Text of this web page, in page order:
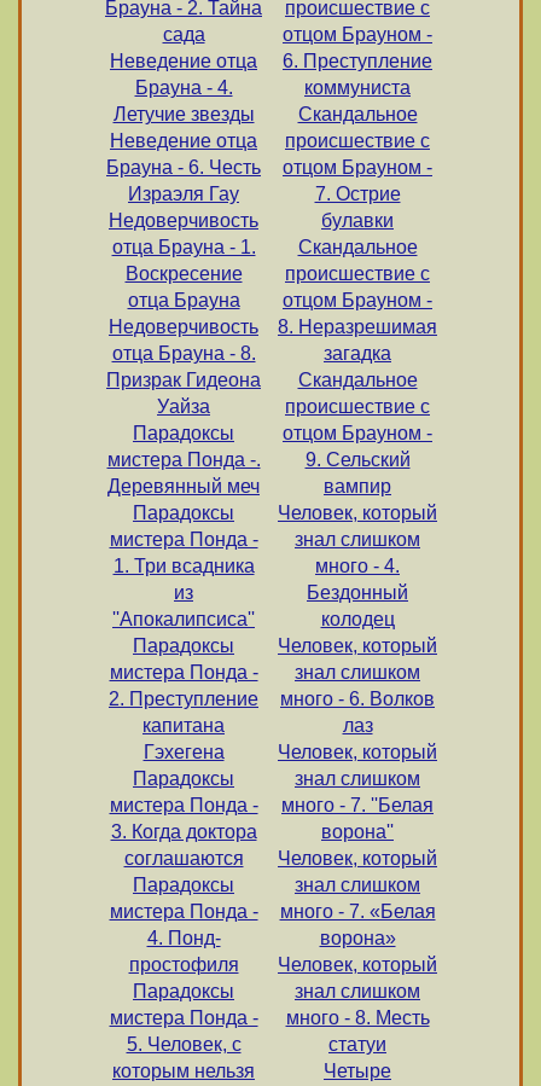
Брауна - 2. Тайна
сада
Неведение отца
Брауна - 4.
Летучие звезды
Неведение отца
Брауна - 6. Честь
Израэля Гау
Недоверчивость
отца Брауна - 1.
Воскресение
отца Брауна
Недоверчивость
отца Брауна - 8.
Призрак Гидеона
Уайза
Парадоксы
мистера Понда -.
Деревянный меч
Парадоксы
мистера Понда -
1. Три всадника
из
''Апокалипсиса''
Парадоксы
мистера Понда -
2. Преступление
капитана
Гэхегена
Парадоксы
мистера Понда -
3. Когда доктора
соглашаются
Парадоксы
мистера Понда -
4. Понд-
простофиля
Парадоксы
мистера Понда -
5. Человек, с
которым нельзя
происшествие с
отцом Брауном -
6. Преступление
коммуниста
Скандальное
происшествие с
отцом Брауном -
7. Острие
булавки
Скандальное
происшествие с
отцом Брауном -
8. Неразрешимая
загадка
Скандальное
происшествие с
отцом Брауном -
9. Сельский
вампир
Человек, который
знал слишком
много - 4.
Бездонный
колодец
Человек, который
знал слишком
много - 6. Волков
лаз
Человек, который
знал слишком
много - 7. ''Белая
ворона''
Человек, который
знал слишком
много - 7. «Белая
ворона»
Человек, который
знал слишком
много - 8. Месть
статуи
Четыре